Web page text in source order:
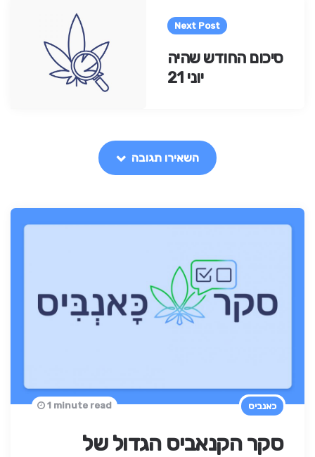
Next Post
סיכום החודש שהיה
יוני 21
השאירו תגובה
כאנביס
סקר הקנאביס הגדול של
1 minute read